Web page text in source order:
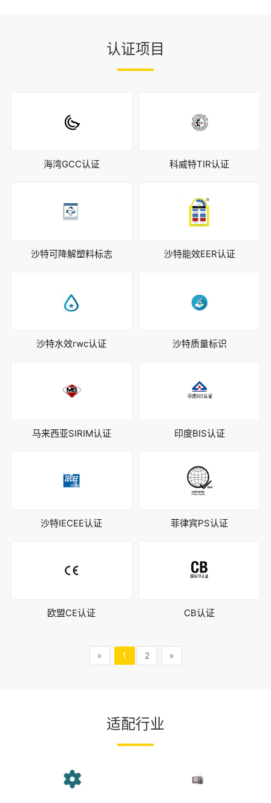
认证项目
海湾GCC认证 科威特TIR认证
沙特可降解塑料标志 沙特能效EER认证
沙特水效rwc认证 沙特质量标识
马来西亚SIRIM认证 印度BIS认证
沙特IECEE认证 菲律宾PS认证
欧盟CE认证 CB认证
« 1 2 »
适配行业